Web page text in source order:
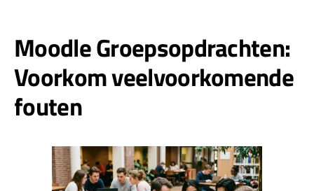
Moodle Groepsopdrachten:
Voorkom veelvoorkomende
fouten